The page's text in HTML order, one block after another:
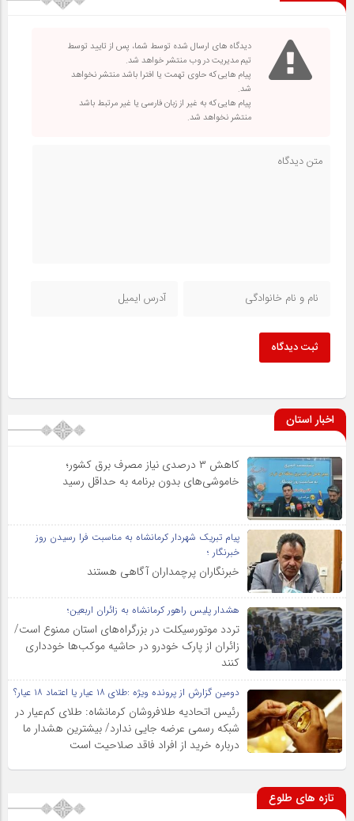
دیدگاه های ارسال شده توسط شما، پس از تایید توسط
تیم مدیریت در وب منتشر خواهد شد.
پیام هایی که حاوی تهمت یا افترا باشد منتشر نخواهد
شد.
پیام هایی که به غیر از زبان فارسی یا غیر مرتبط باشد
منتشر نخواهد شد.
ثبت دیدگاه
اخبار استان
کاهش ۳ درصدی نیاز مصرف برق کشور؛
خاموشی‌های بدون برنامه به حداقل رسید
پیام تبریک شهردار کرمانشاه به مناسبت فرا رسیدن روز
خبرنگار ؛
خبرنگاران پرچمداران آگاهی هستند
هشدار پلیس راهور کرمانشاه به زائران اربعین؛
تردد موتورسیکلت در بزرگراه‌های استان ممنوع است/
زائران از پارک خودرو در حاشیه موکب‌ها خودداری
کنند
دومین گزارش از پرونده ویژه :طلای ۱۸ عیار یا اعتماد ۱۸ عیار؟
رئیس اتحادیه طلافروشان کرمانشاه: طلای کم‌عیار در
شبکه رسمی عرضه جایی ندارد/ بیشترین هشدار ما
درباره خرید از افراد فاقد صلاحیت است
تازه های طلوع